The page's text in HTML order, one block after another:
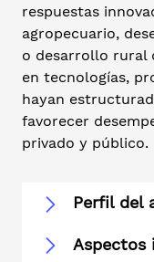
respuestas
agropecuario,
o desarrollo rural
en tecnologías,
hayan
favorecer
privado y público.
Perfil del
Aspectos